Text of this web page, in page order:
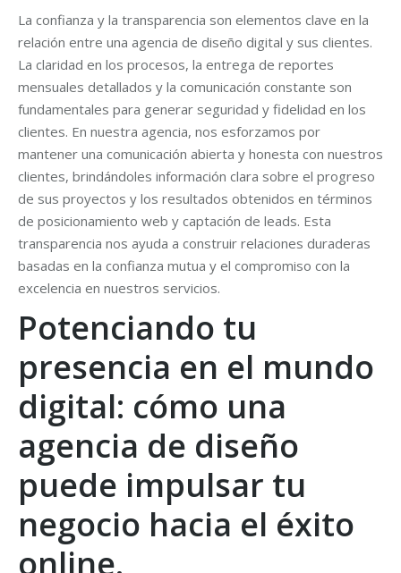
La confianza y la transparencia son elementos clave en la
relación entre una agencia de diseño digital y sus clientes.
La claridad en los procesos, la entrega de reportes
mensuales detallados y la comunicación constante son
fundamentales para generar seguridad y fidelidad en los
clientes. En nuestra agencia, nos esforzamos por
mantener una comunicación abierta y honesta con nuestros
clientes, brindándoles información clara sobre el progreso
de sus proyectos y los resultados obtenidos en términos
de posicionamiento web y captación de leads. Esta
transparencia nos ayuda a construir relaciones duraderas
basadas en la confianza mutua y el compromiso con la
excelencia en nuestros servicios.
Potenciando tu
presencia en el mundo
digital: cómo una
agencia de diseño
puede impulsar tu
negocio hacia el éxito
online.